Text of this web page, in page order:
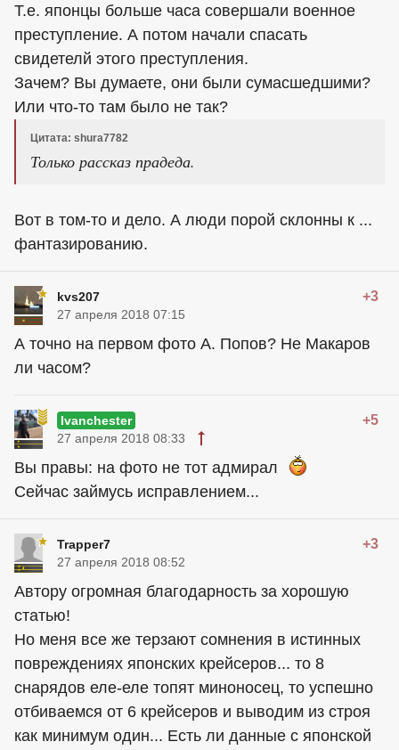
Т.е. японцы больше часа совершали военное
преступление. А потом начали спасать
свидетелй этого преступления.
Зачем? Вы думаете, они были сумасшедшими?
Или что-то там было не так?
Цитата: shura7782
Только рассказ прадеда.
Вот в том-то и дело. А люди порой склонны к ...
фантазированию.
kvs207 +3
27 апреля 2018 07:15
А точно на первом фото А. Попов? Не Макаров
ли часом?
Ivanchester +5
27 апреля 2018 08:33
Вы правы: на фото не тот адмирал
Сейчас займусь исправлением...
Trapper7 +3
27 апреля 2018 08:52
Автору огромная благодарность за хорошую
статью!
Но меня все же терзают сомнения в истинных
повреждениях японских крейсеров... то 8
снарядов еле-еле топят миноносец, то успешно
отбиваемся от 6 крейсеров и выводим из строя
как минимум один... Есть ли данные с японской